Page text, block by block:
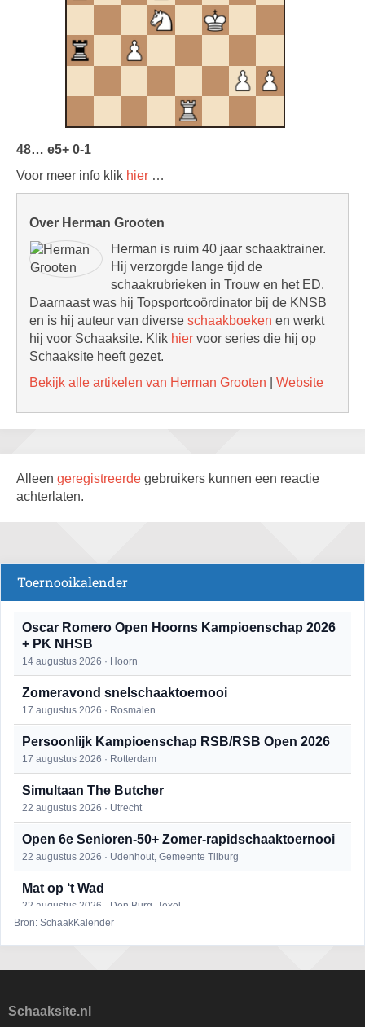
48… e5+ 0-1
Voor meer info klik hier …
Over Herman Grooten
Herman is ruim 40 jaar schaaktrainer.
Hij verzorgde lange tijd de
schaakrubrieken in Trouw en het ED.
Daarnaast was hij Topsportcoördinator bij de KNSB
en is hij auteur van diverse schaakboeken en werkt
hij voor Schaaksite. Klik hier voor series die hij op
Schaaksite heeft gezet.
Bekijk alle artikelen van Herman Grooten
Website
Alleen geregistreerde gebruikers kunnen een reactie
achterlaten.
Toernooikalender
Oscar Romero Open Hoorns Kampioenschap 2026
+ PK NHSB
14 augustus 2026 · Hoorn
Zomeravond snelschaaktoernooi
17 augustus 2026 · Rosmalen
Persoonlijk Kampioenschap RSB/RSB Open 2026
17 augustus 2026 · Rotterdam
Simultaan The Butcher
22 augustus 2026 · Utrecht
Open 6e Senioren-50+ Zomer-rapidschaaktoernooi
22 augustus 2026 · Udenhout, Gemeente Tilburg
Mat op ‘t Wad
22 augustus 2026 · Den Burg, Texel
25 augustus 2026 · Bunschoten-Spakenburg
Bron: SchaakKalender
Schaaksite.nl